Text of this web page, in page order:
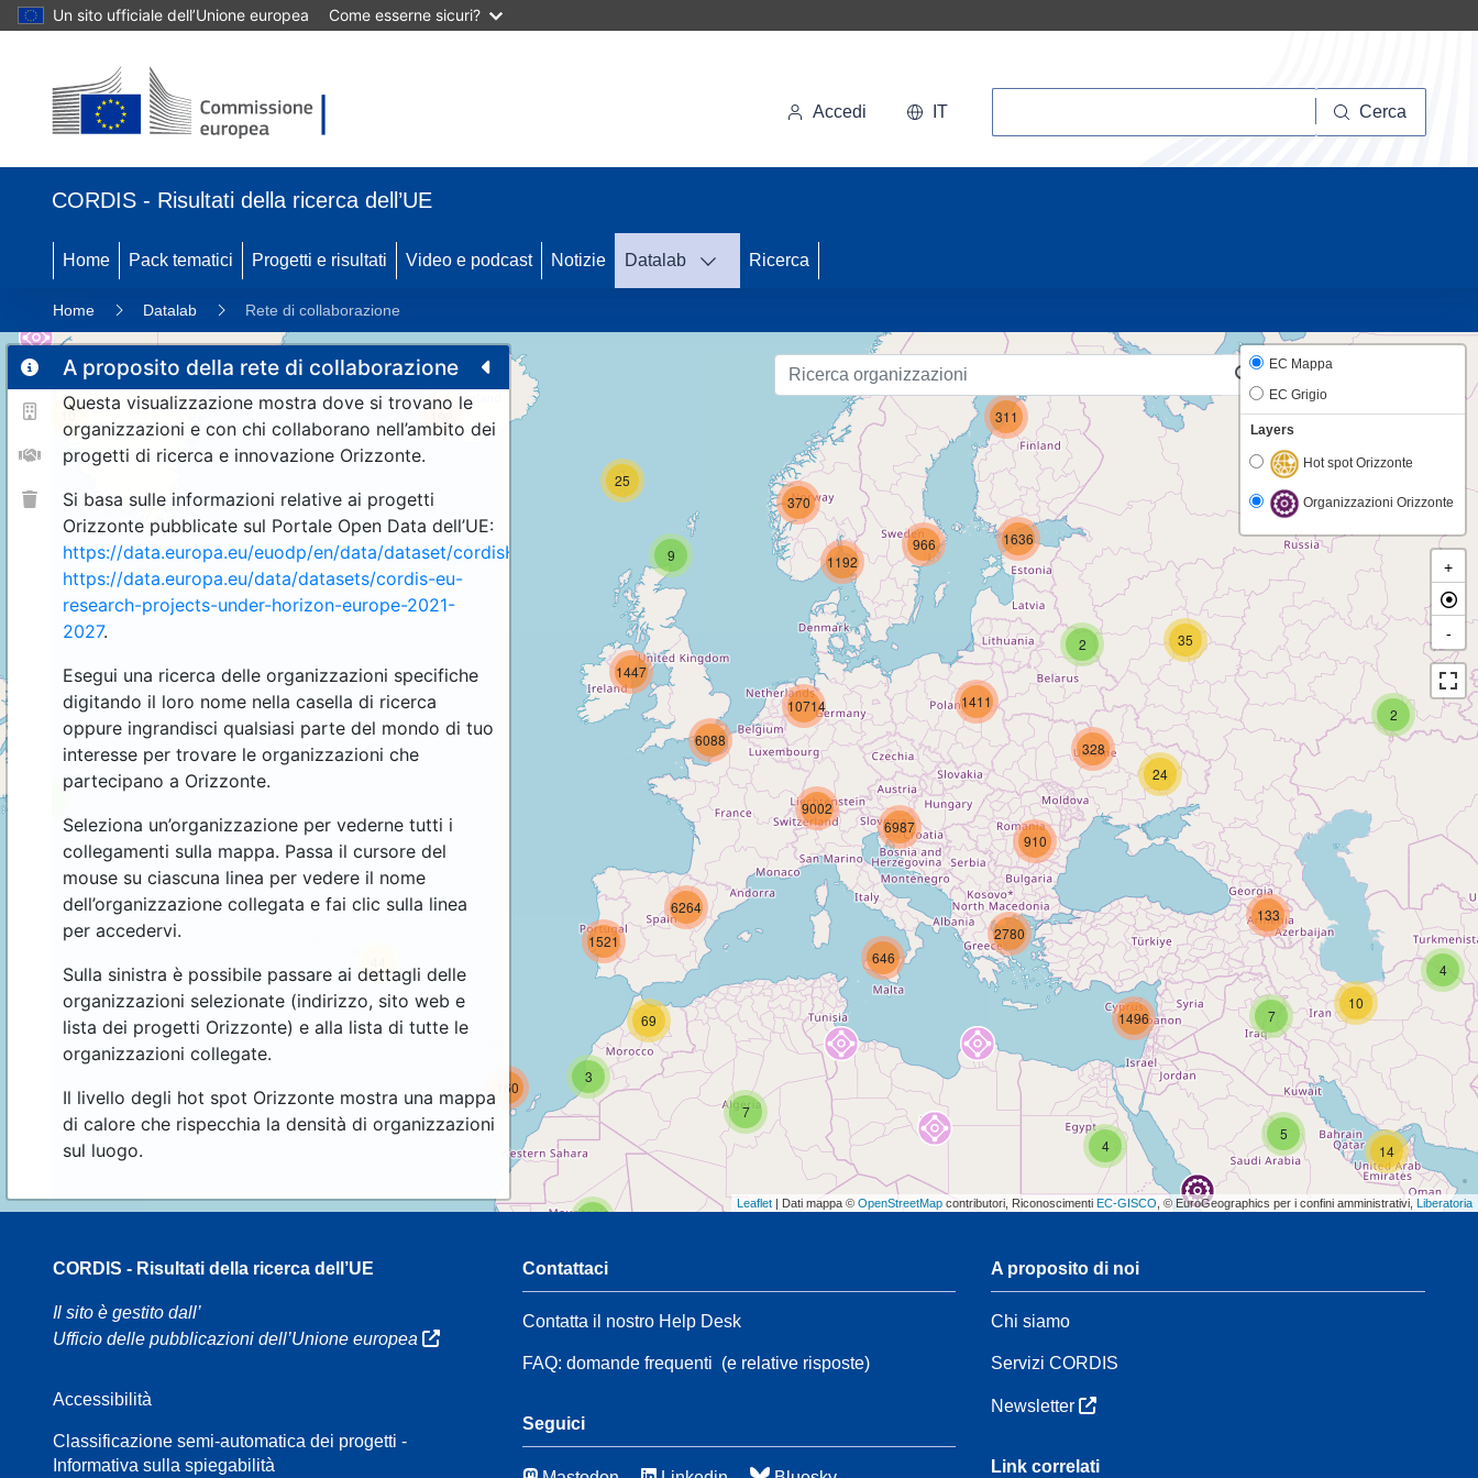
Un sito ufficiale dell’Unione europea Come esserne sicuri?
Accedi IT Cerca
CORDIS - Risultati della ricerca dell’UE
Home Pack tematici Progetti e risultati Video e podcast Notizie Datalab Ricerca
Home Datalab Rete di collaborazione
A proposito della rete di collaborazione
Questa visualizzazione mostra dove si trovano le
organizzazioni e con chi collaborano nell’ambito dei
progetti di ricerca e innovazione Orizzonte.
Si basa sulle informazioni relative ai progetti
Orizzonte pubblicate sul Portale Open Data dell’UE:
https://data.europa.eu/euodp/en/data/dataset/cordisH2020projects
https://data.europa.eu/data/datasets/cordis-eu-
research-projects-under-horizon-europe-2021-
2027.
Esegui una ricerca delle organizzazioni specifiche
digitando il loro nome nella casella di ricerca
oppure ingrandisci qualsiasi parte del mondo di tuo
interesse per trovare le organizzazioni che
partecipano a Orizzonte.
Seleziona un’organizzazione per vederne tutti i
collegamenti sulla mappa. Passa il cursore del
mouse su ciascuna linea per vedere il nome
dell’organizzazione collegata e fai clic sulla linea
per accedervi.
Sulla sinistra è possibile passare ai dettagli delle
organizzazioni selezionate (indirizzo, sito web e
lista dei progetti Orizzonte) e alla lista di tutte le
organizzazioni collegate.
Il livello degli hot spot Orizzonte mostra una mappa
di calore che rispecchia la densità di organizzazioni
sul luogo.
10
9
25
192
2
28
35
14
2
2
24
35
4
5
7
10
7
3
160
69
1521
646
4
133
1496
311
1192
1636
370
966
1411
10714
1447
6088
6264
9002
328
910
2780
6987
EC Mappa
EC Grigio
Layers
Hot spot Orizzonte
Organizzazioni Orizzonte
+
-
Leaflet | Dati mappa © OpenStreetMap contributori, Riconoscimenti EC-GISCO , © EuroGeographics per i confini amministrativi, Liberatoria
CORDIS - Risultati della ricerca dell’UE
Il sito è gestito dall’
Ufficio delle pubblicazioni dell’Unione europea
Accessibilità
Classificazione semi-automatica dei progetti -
Informativa sulla spiegabilità
Contattaci
Contatta il nostro Help Desk
FAQ: domande frequenti (e relative risposte)
Seguici
A proposito di noi
Chi siamo
Servizi CORDIS
Newsletter
Link correlati